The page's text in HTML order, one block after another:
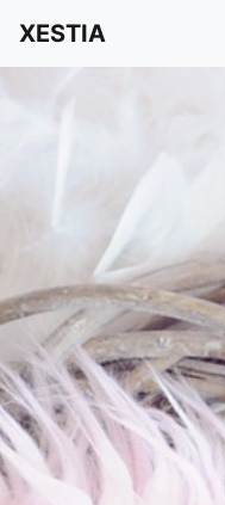
XESTIA